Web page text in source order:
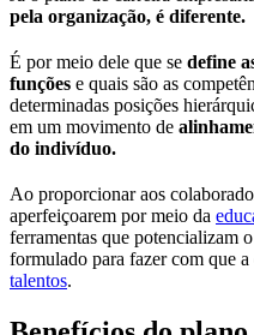
pela organização, é diferente.
É por meio dele que se define
funções e quais são as
determinadas posições
em um movimento de
do indivíduo.
Ao proporcionar aos
aperfeiçoarem por meio da
ferramentas que potencializam
formulado para fazer com que a
talentos.